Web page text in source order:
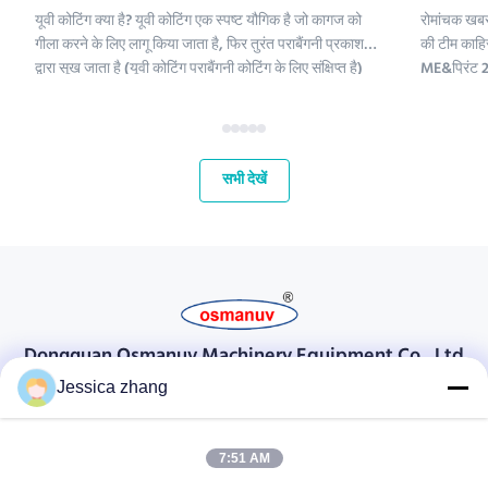
यूवी कोटिंग क्या है? यूवी कोटिंग एक स्पष्ट यौगिक है जो कागज को
गीला करने के लिए लागू किया जाता है, फिर तुरंत पराबैंगनी प्रकाश
द्वारा सूख जाता है (यूवी कोटिंग पराबैंगनी कोटिंग के लिए संक्षिप्त है)
कैओलिनिट शामिल हैं। इन यौगिकों को परिष्कृत क...
रोमांचक
की टीम
ME&प्रिंट
सभी देखें
Dongguan Osmanuv Machinery Equipment Co., Ltd
डोंगगुआन ओस्मानुव मशीनरी उपकरण कं, लिमिटेड
Jessica zhang
7:51 AM